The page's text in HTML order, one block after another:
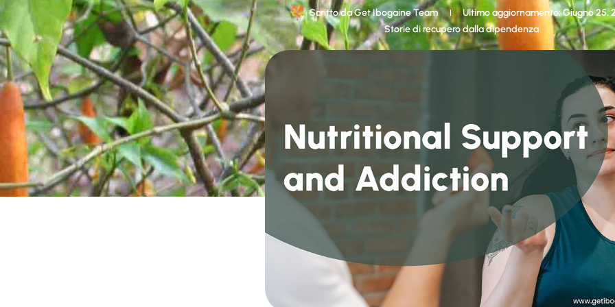
Scritto daGet Ibogaine Team
Ultimo aggiornamento: Giugno 25,
Storie di recupero dalla dipendenza